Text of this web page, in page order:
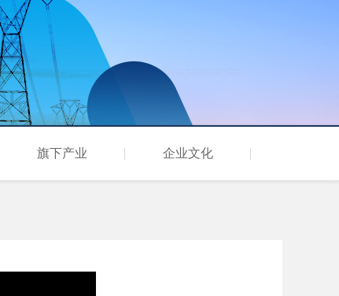
旗下产业 企业文化